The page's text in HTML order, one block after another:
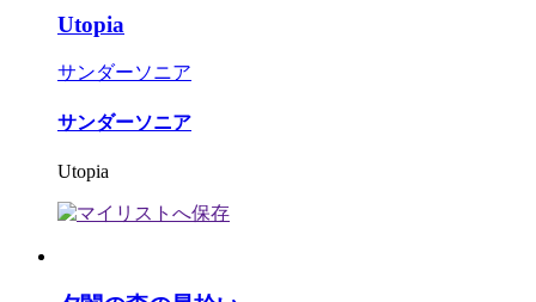
Utopia
サンダーソニア
サンダーソニア
Utopia